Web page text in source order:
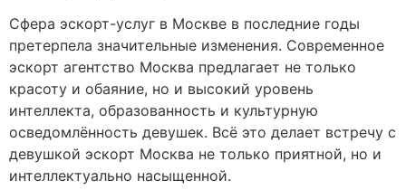
Сфера эскорт-услуг в Москве в последние годы
претерпела значительные изменения. Современное
эскорт агентство Москва предлагает не только
красоту и обаяние, но и высокий уровень
интеллекта, образованность и культурную
осведомлённость девушек. Всё это делает встречу с
девушкой эскорт Москва не только приятной, но и
интеллектуально насыщенной.